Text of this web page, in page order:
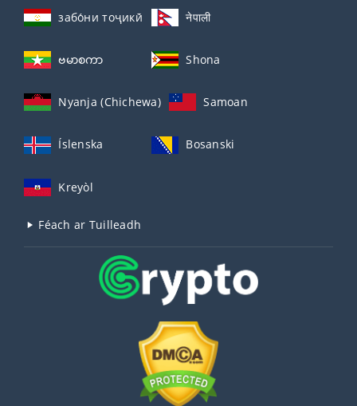
забо́ни тоҷикӣ́ नेपाली
ဗမာစကာ Shona
Nyanja (Chichewa) Samoan
Íslenska Bosanski
Kreyòl
Féach ar Tuilleadh